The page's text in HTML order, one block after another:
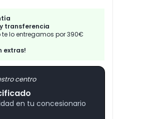
transferencia
te lo entregamos por 390€
extras!
centro
en tu concesionario